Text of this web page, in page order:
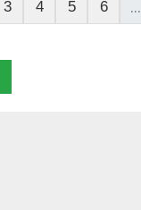
3 4 5 6 ...